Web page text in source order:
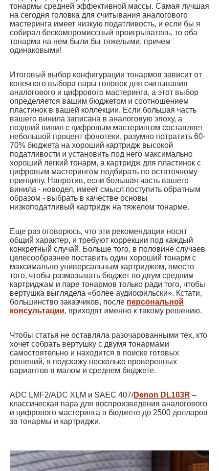
тонармы средней эффективной массы. Самая лучшая
на сегодня головка для считывания аналогового
мастеринга имеет низкую податливость, и если бы я
собирал бескомпромиссный проигрыватель, то оба
тонарма на нем были бы тяжелыми, причем
одинаковыми!
Итоговый выбор конфигурации тонармов зависит от
конечного выбора пары головок для считывания
аналогового и цифрового мастеринга, а этот выбор
определяется вашим бюджетом и соотношением
пластинок в вашей коллекции. Если большая часть
вашего винила записана в аналоговую эпоху, а
поздний винил с цифровым мастерингом составляет
небольшой процент фонотеки, разумно потратить 60-
70% бюджета на хороший картридж высокой
податливости и установить под него максимально
хороший легкий тонарм, а картридж для пластинок с
цифровым мастерингом подбирать по остаточному
принципу. Напротив, если большая часть вашего
винила - новодел, имеет смысл поступить обратным
образом - выбрать в качестве основы
низкоподатливый картридж на тяжелом тонарме.
Еще раз оговорюсь, что эти рекомендации носят
общий характер, и требуют коррекции под каждый
конкретный случай. Больше того, в половине случаев
целесообразнее поставить один хороший тонарм с
максимально универсальным картриджем, вместо
того, чтобы размазывать бюджет по двум средним
картриджам и паре тонармов только ради того, чтобы
вертушка выглядела «более аудиофильски». Кстати,
большинство заказчиков, после персональной
консультации, приходят именно к такому решению.
Чтобы статья не оставляла разочарованными тех, кто
хочет собрать вертушку с двумя тонармами
самостоятельно и находится в поиске готовых
решений, я подскажу несколько проверенных
вариантов в малом и среднем бюджете.
ADC LMF2/ADC XLM и SAEC 407/Denon DL103R –
классическая пара для воспроизведения аналогового
и цифрового мастеринга в бюджете до 2500 долларов
за тонармы и картриджи.